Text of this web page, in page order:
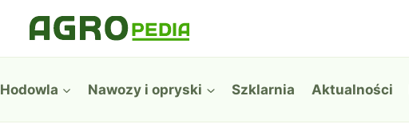
Hodowla Nawozy i opryski Szklarnia Aktualności